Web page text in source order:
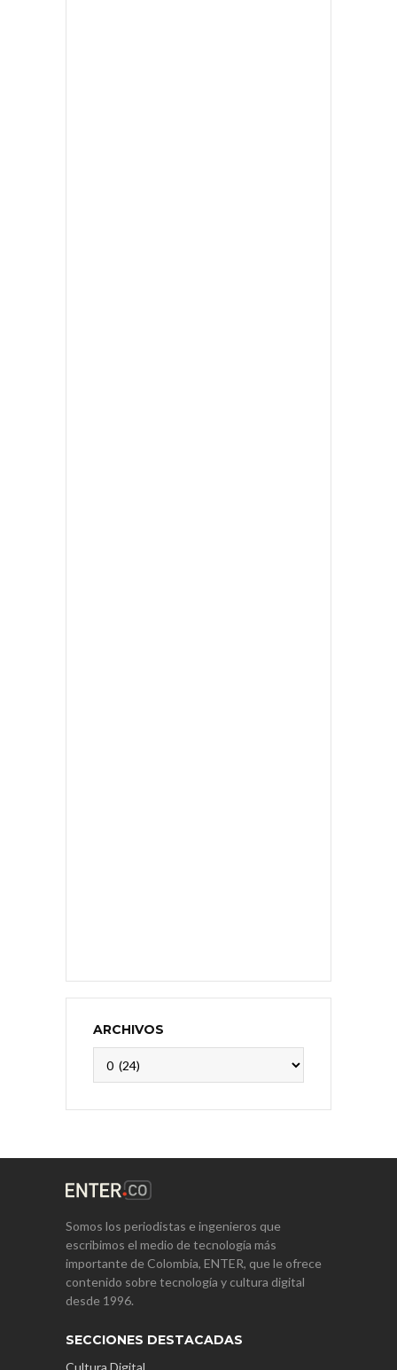
ARCHIVOS
Somos los periodistas e ingenieros que
escribimos el medio de tecnología más
importante de Colombia, ENTER, que le ofrece
contenido sobre tecnología y cultura digital
desde 1996.
SECCIONES DESTACADAS
Cultura Digital